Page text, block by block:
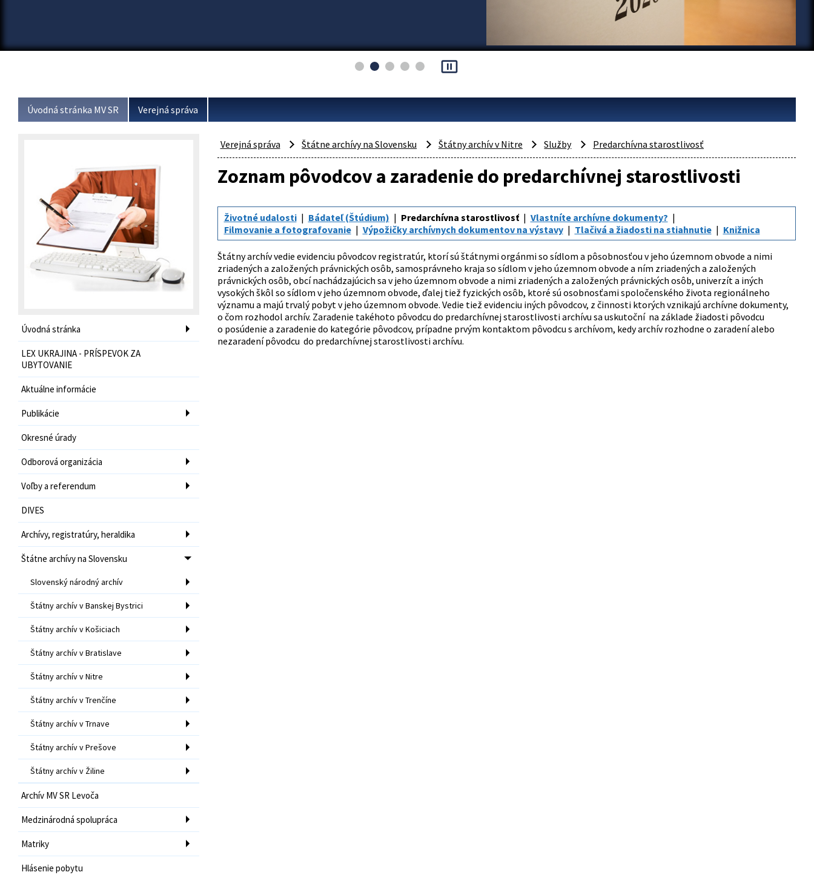
pause_presentation
Úvodná stránka MV SR Verejná správa
Úvodná stránka
LEX UKRAJINA - PRÍSPEVOK ZA
UBYTOVANIE
Aktuálne informácie
Publikácie
Okresné úrady
Odborová organizácia
Voľby a referendum
DIVES
Archívy, registratúry, heraldika
Štátne archívy na Slovensku
Slovenský národný archív
Štátny archív v Banskej Bystrici
Štátny archív v Košiciach
Štátny archív v Bratislave
Štátny archív v Nitre
Štátny archív v Trenčíne
Štátny archív v Trnave
Štátny archív v Prešove
Štátny archív v Žiline
Archív MV SR Levoča
Medzinárodná spolupráca
Matriky
Hlásenie pobytu
Verejná správa Štátne archívy na Slovensku Štátny archív v Nitre Služby Predarchívna starostlivosť
Zoznam pôvodcov a zaradenie do predarchívnej starostlivosti
Životné udalosti Bádateľ (Štúdium) Predarchívna starostlivosť
Vlastníte archívne dokumenty?
Filmovanie a fotografovanie
Výpožičky archívnych dokumentov na výstavy Tlačivá a žiadosti na stiahnutie Knižnica
Štátny archív vedie evidenciu pôvodcov registratúr, ktorí sú štátnymi orgánmi so sídlom a pôsobnosťou v jeho územnom obvode a nimi
zriadených a založených právnických osôb, samosprávneho kraja so sídlom v jeho územnom obvode a ním zriadených a založených
právnických osôb, obcí nachádzajúcich sa v jeho územnom obvode a nimi zriadených a založených právnických osôb, univerzít a iných
vysokých škôl so sídlom v jeho územnom obvode, ďalej tiež fyzických osôb, ktoré sú osobnosťami spoločenského života regionálneho
významu a majú trvalý pobyt v jeho územnom obvode. Vedie tiež evidenciu iných pôvodcov, z činnosti ktorých vznikajú archívne dokumenty,
o čom rozhodol archív. Zaradenie takéhoto pôvodcu do predarchívnej starostlivosti archívu sa uskutoční na základe žiadosti pôvodcu
o posúdenie a zaradenie do kategórie pôvodcov, prípadne prvým kontaktom pôvodcu s archívom, kedy archív rozhodne o zaradení alebo
nezaradení pôvodcu do predarchívnej starostlivosti archívu.